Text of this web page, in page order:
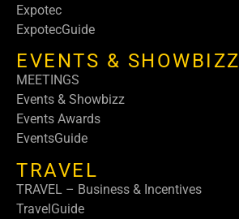
Expotec
ExpotecGuide
EVENTS & SHOWBIZZ
MEETINGS
Events & Showbizz
Events Awards
EventsGuide
TRAVEL
TRAVEL – Business & Incentives
TravelGuide